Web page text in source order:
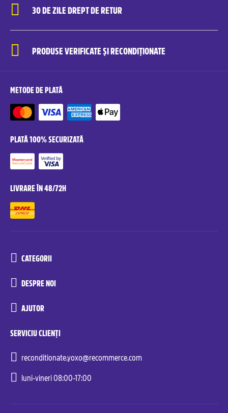
30 DE ZILE DREPT DE RETUR
PRODUSE VERIFICATE ȘI RECONDIȚIONATE
METODE DE PLATĂ
PLATĂ 100% SECURIZATĂ
LIVRARE ÎN 48/72H
CATEGORII
DESPRE NOI
AJUTOR
SERVICIU CLIENȚI
reconditionate.yoxo@recommerce.com
luni-vineri 08:00-17:00